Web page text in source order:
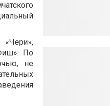
«Чери»,
По
не